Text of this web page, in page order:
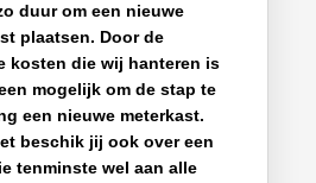
duur om een nieuwe
plaatsen. Door de
kosten die wij hanteren is
mogelijk om de stap te
een nieuwe meterkast.
beschik jij ook over een
tenminste wel aan alle